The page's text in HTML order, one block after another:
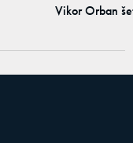
Vikor Orban